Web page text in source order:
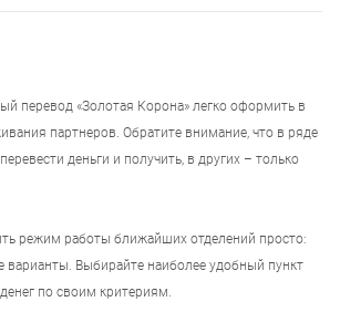
перевод «Золотая Корона» легко оформить в
партнеров. Обратите внимание, что в ряде
деньги и получить, в других – только
режим работы ближайших отделений просто:
варианты. Выбирайте наиболее удобный пункт
по своим критериям.